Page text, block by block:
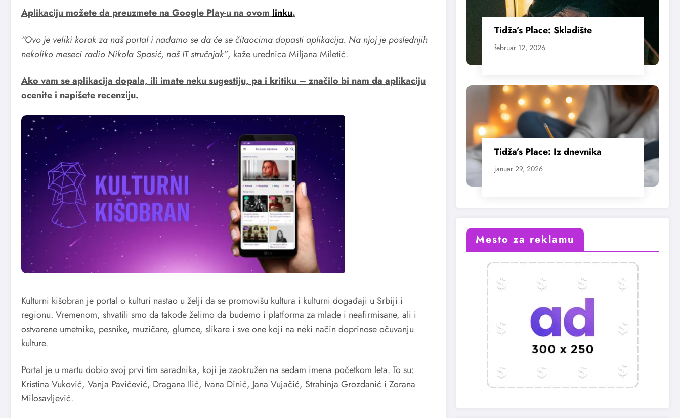
Aplikaciju možete da preuzmete na Google Play-u na ovomlinku.
“Ovo je veliki korak za naš portal i nadamo se da će se čitaocima dopasti aplikacija. Na njoj je poslednjih
nekoliko meseci radio Nikola Spasić, naš IT stručnjak”, kaže urednica Miljana Miletić.
Ako vam se aplikacija dopala, ili imate neku sugestiju, pa i kritiku – značilo bi nam da aplikaciju
ocenite i napišete recenziju.
Kulturni kišobran je portal o kulturi nastao u želji da se promovišu kultura i kulturni događaji u Srbiji i
regionu. Vremenom, shvatili smo da takođe želimo da budemo i platforma za mlade i neafirmisane, ali i
ostvarene umetnike, pesnike, muzičare, glumce, slikare i sve one koji na neki način doprinose očuvanju
kulture.
Portal je u martu dobio svoj prvi tim saradnika, koji je zaokružen na sedam imena početkom leta. To su:
Kristina Vuković, Vanja Pavićević, Dragana Ilić, Ivana Dinić, Jana Vujačić, Strahinja Grozdanić i Zorana
Milosavljević.
Tidža’s Place: Skladište
februar 12, 2026
Tidža’s Place: Iz dnevnika
januar 29, 2026
Mesto za reklamu